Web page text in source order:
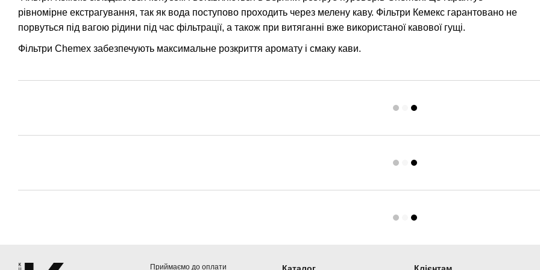
рівномірне екстрагування, так як вода поступово проходить через мелену каву. Фільтри Кемекс гарантовано не
порвуться під вагою рідини під час фільтрації, а також при витяганні вже використаної кавової гущі.
Фільтри Chemex забезпечують максимальне розкриття аромату і смаку кави.
Приймаємо до оплати